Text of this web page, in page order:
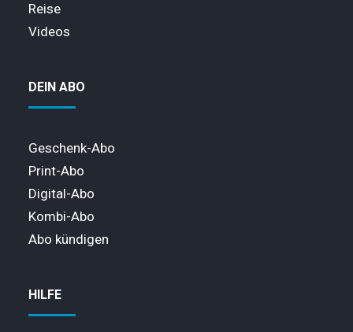
Reise
Videos
DEIN ABO
Geschenk-Abo
Print-Abo
Digital-Abo
Kombi-Abo
Abo kündigen
HILFE